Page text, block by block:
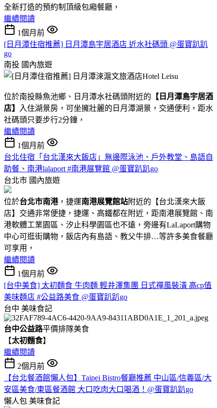
全新打造的預約制頂級包廂餐廳，
繼續閱讀
1個月前
[日月潭住宿推薦] 日月潭島宇居酒店 近水社碼頭 @蛋寶趴趴
go
南投 國內旅遊
位於南投縣魚池鄉、日月潭水社碼頭附近的 【日月潭島宇居酒
店】
入住湖景房，可坐擁壯麗的日月潭湖景，交通便利，距水
社碼頭只要步行2分鐘，
繼續閱讀
1個月前
台北住宿「台北漢來大飯店」無邊際泳池、戶外教堂、島語自
助餐、南港lalaport #南港展覽館 @蛋寶趴趴go
台北市 國內旅遊
位於台北市南港，捷運南港展覽館站附近的【台北漢來大飯
店】交通非常便捷，捷運、高鐵都在附近，距南港展覽館、南
港軟體工業園區、汐止科學園區也不遠，旁邊有LaLaport購物
中心可逛街購物，飯店內有島語、教父牛排…等許多美食餐廳
可享用，
繼續閱讀
1個月前
[台中美食] 太初麵食 牛肉麵 輕井澤集團 日式禪風裝潢 高cp值
美味麵店 #公益路美食 @蛋寶趴趴go
台中 美味食記
台中公益路平價排隊美食
【太初麵食】
繼續閱讀
2個月前
【台北餐酒館懶人包】Taipei Bistro餐廳推薦 中山區/信義區/大
安區美食/東區餐酒館 大口吃肉大口喝酒！@蛋寶趴趴go
懶人包 美味食記